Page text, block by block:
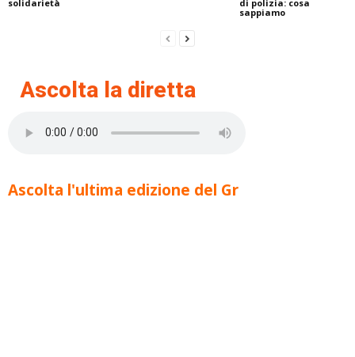
solidarietà
di polizia: cosa
sappiamo
Ascolta la diretta
Ascolta l'ultima edizione del Gr